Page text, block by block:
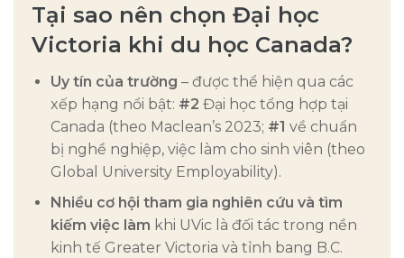
Tại sao nên chọn Đại học
Victoria khi du học Canada?
Uy tín của trường – được thể hiện qua các
xếp hạng nổi bật: #2 Đại học tổng hợp tại
Canada (theo Maclean’s 2023; #1 về chuẩn
bị nghề nghiệp, việc làm cho sinh viên (theo
Global University Employability).
Nhiều cơ hội tham gia nghiên cứu và tìm
kiếm việc làm khi UVic là đối tác trong nền
kinh tế Greater Victoria và tỉnh bang B.C.